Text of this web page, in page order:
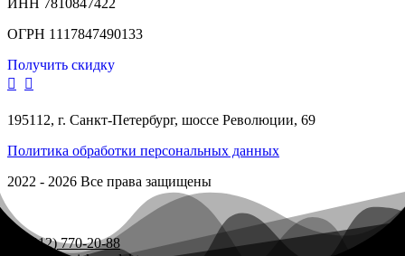
ОГРН 1117847490133
Получить скидку
195112, г. Санкт-Петербург, шоссе Революции, 69
Политика обработки персональных данных
2022 - 2026 Все права защищены
+7 (812) 770-20-88